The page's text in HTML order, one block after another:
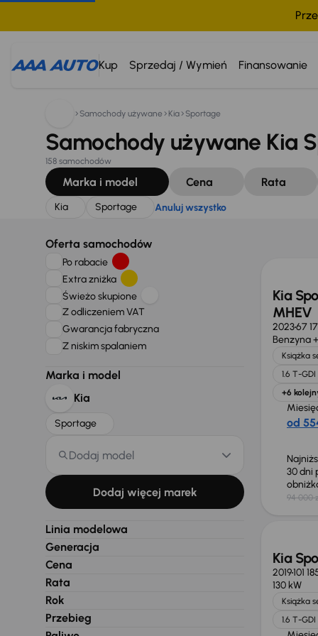
Kup Sprzedaj / Wymień Finansowanie
Szukam: Anuluj wszystko
Samochody używane Kia Sportage
Samochody używane Kia
158 samochodów
Marka i model Cena Rata
Kia Sportage Anuluj wszystko
Oferta samochodów
Po rabacie
Extra zniżka
Świeżo skupione
Z odliczeniem VAT
Gwarancja fabryczna
Z niskim spalaniem
Marka i model
Kia
Sportage
Dodaj model
Dodaj więcej marek
Linia modelowa
Generacja
Cena
Rata
Rok
Przebieg
Kia
MHEV
202367
Benzyna
Książka
1.6 T-
+6
od
30 dni
94 000
Taniej
Kia
2019101
130 kW
Książka
1.6 T-GDI